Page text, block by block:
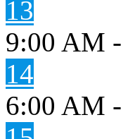
13
9:00 AM -
14
6:00 AM -